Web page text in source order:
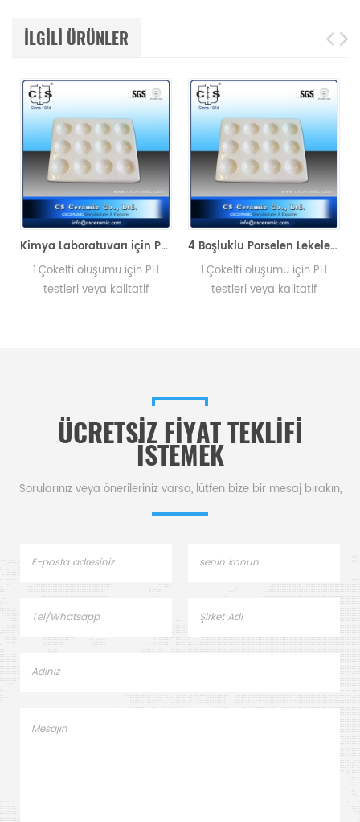
ILGILI ÜRÜNLER
Kimya Laboratuvarı için Porselen Lekeleme Plakaları
1.Çökelti oluşumu için PH
testleri veya kalitatif
4 Boşluklu Porselen Lekeleme Renkli Plakalar Test İçin Laboratuvar Gereçleri
1.Çökelti oluşumu için PH
testleri veya kalitatif
ÜCRETSIZ FIYAT TEKLIFI
ISTEMEK
Sorularınız veya önerileriniz varsa, lütfen bize bir mesaj bırakın,